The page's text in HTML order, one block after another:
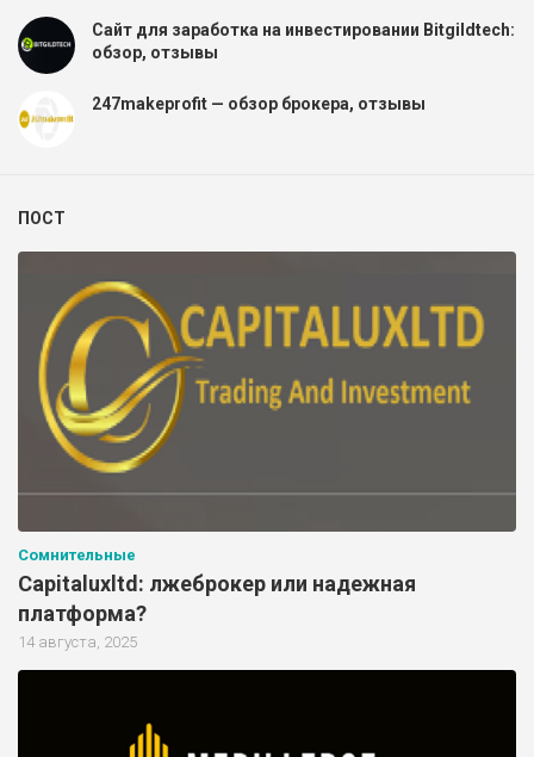
Сайт для заработка на инвестировании Bitgildtech:
обзор, отзывы
247makeprofit — обзор брокера, отзывы
ПОСТ
Сомнительные
Capitaluxltd: лжеброкер или надежная
платформа?
14 августа, 2025